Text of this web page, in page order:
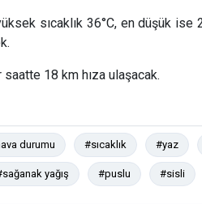
sıcaklık 36°C, en düşük ise
18 km hıza ulaşacak.
durumu #sıcaklık #yaz
yağış #puslu #sisli